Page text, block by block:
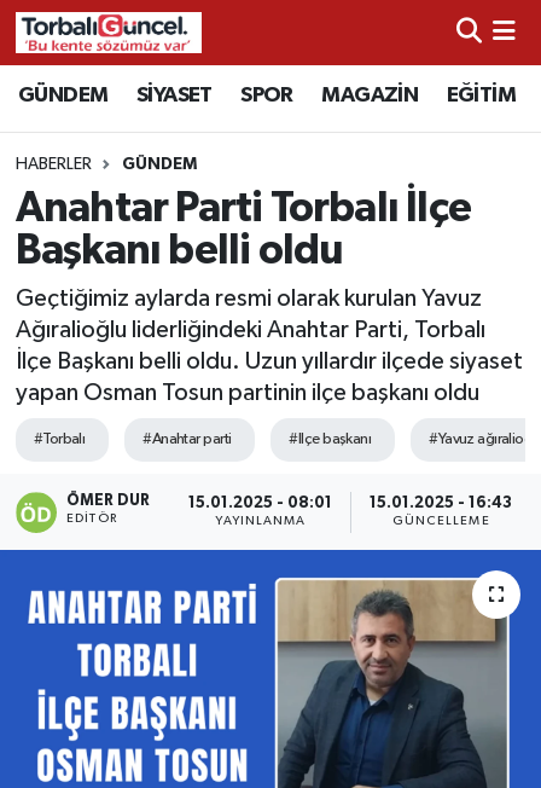
GÜNDEM SİYASET SPOR MAGAZİN EĞİTİM
HABERLER GÜNDEM
Anahtar Parti Torbalı İlçe
Başkanı belli oldu
Geçtiğimiz aylarda resmi olarak kurulan Yavuz
Ağıralioğlu liderliğindeki Anahtar Parti, Torbalı
İlçe Başkanı belli oldu. Uzun yıllardır ilçede siyaset
yapan Osman Tosun partinin ilçe başkanı oldu
#Torbalı #Anahtar parti #Ilçe başkanı #Yavuz
ÖMER DUR
EDITÖR
15.01.2025 - 08:01
YAYINLANMA
15.01.2025 - 16:43
GÜNCELLEME
İzmir Nöbetçi Eczaneler
İzmir Hava Durumu
İzmir Namaz Vakitleri
İzmir Trafik Yoğunluk Haritası
Süper Lig Puan Durumu ve Fikstür
Tüm Manşetler
Haber Arşivi